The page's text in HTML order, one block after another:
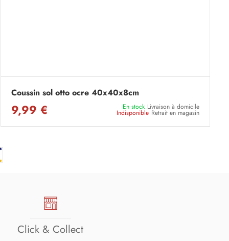
Coussin sol otto ocre 40x40x8cm
9,99 € En stock Livraison à domicile
Indisponible Retrait en magasin
Click & Collect